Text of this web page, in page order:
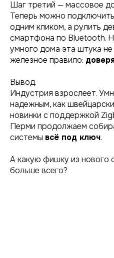
Шаг третий — массовое
Теперь можно
одним кликом, а рулить
смартфона по Bluetooth.
умного дома эта штука
железное правило:
Вывод.
Индустрия взрослеет.
надежным, как
новинки с поддержкой
Перми продолжаем
системы всё под ключ.
А какую фишку из нового
больше всего?